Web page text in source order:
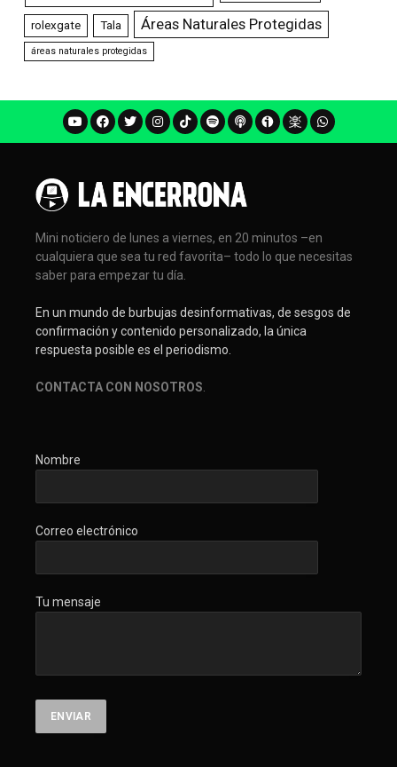
rolexgate Tala Áreas Naturales Protegidas
áreas naturales protegidas
Mini noticiero de lunes a viernes, en 20 minutos –en
cualquiera que sea tu red favorita– todo lo que necesitas
saber para empezar tu día.
En un mundo de burbujas desinformativas, de sesgos de
confirmación y contenido personalizado, la única
respuesta posible es el periodismo.
CONTACTA CON NOSOTROS
Nombre
Correo electrónico
Tu mensaje